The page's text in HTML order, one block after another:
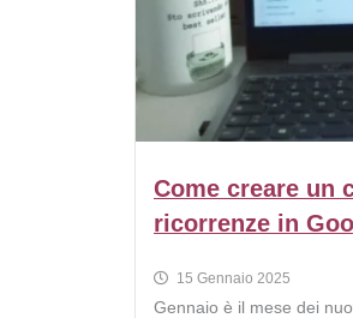
Come creare un
ricorrenze in
15 Gennaio 2025
Gennaio è il mese dei